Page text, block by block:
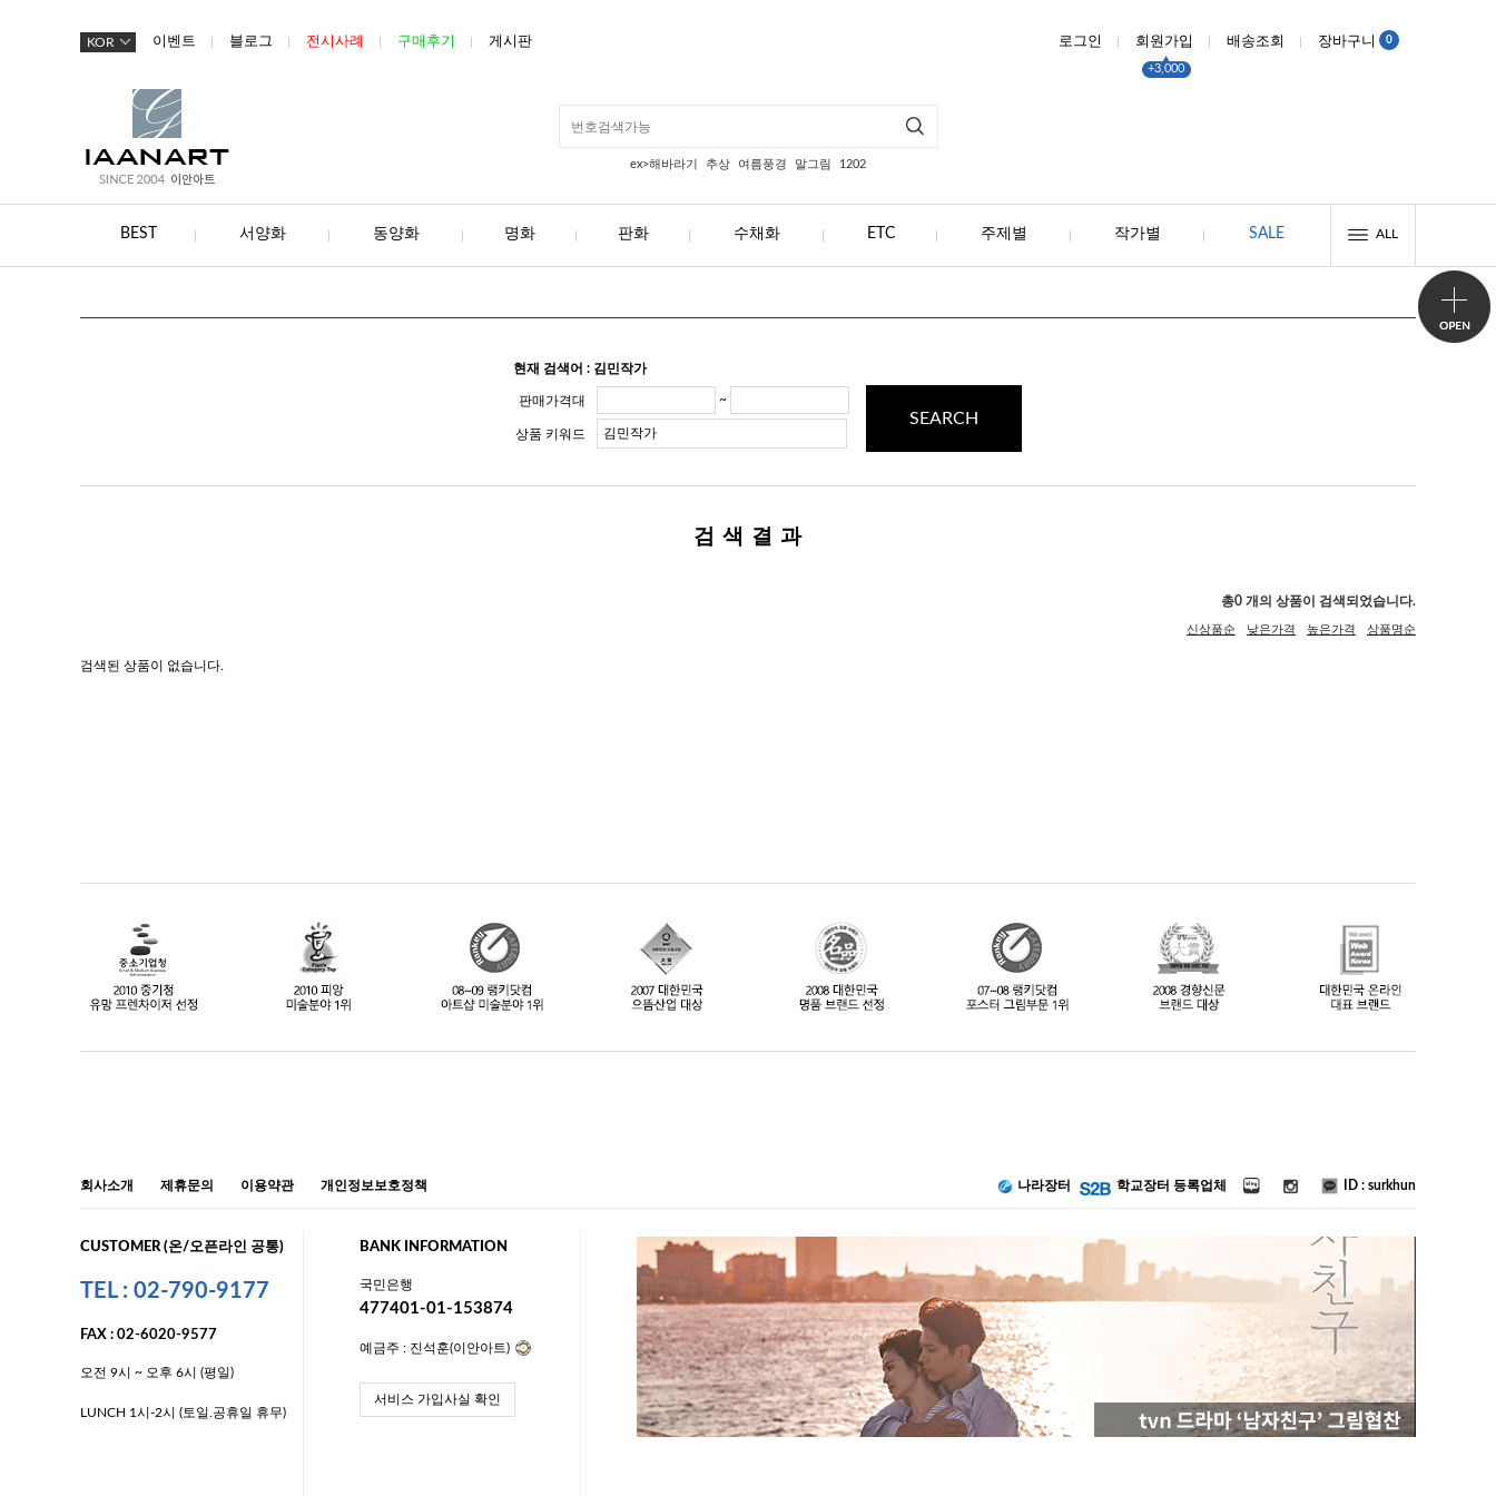
KOR 이벤트 블로그 전시사례 구매후기 게시판 로그인 회원가입
+3,000
배송조회 장바구니 0
ex>해바라기 추상 여름풍경 말그림 1202
BEST 서양화 동양화 명화 판화 수채화 ETC 주제별 작가별 SALE ALL
현재 검색어 : 김민작가
판매가격대 ~
SEARCH
상품 키워드
검 색 결 과
총0 개의 상품이 검색되었습니다.
상품명순
높은가격
낮은가격
신상품순
검색된 상품이 없습니다.
회사소개 제휴문의 이용약관 개인정보보호정책 나라장터 학교장터 등록업체 ID : surkhun
CUSTOMER (온/오픈라인 공통)
TEL : 02-790-9177
FAX : 02-6020-9577
오전 9시 ~ 오후 6시 (평일)
LUNCH 1시-2시 (토일.공휴일 휴무)
BANK INFORMATION
국민은행
477401-01-153874
예금주 : 진석훈(이안아트)
서비스 가입사실 확인